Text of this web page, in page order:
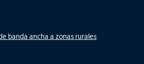
banda ancha a zonas rurales